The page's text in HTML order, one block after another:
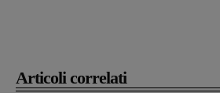
Articoli correlati